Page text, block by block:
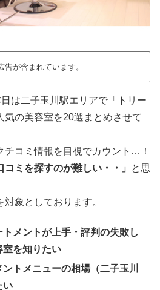
告が含まれています。
は二子玉川駅エリアで「トリー
気の美容室を20選まとめさせて
チコミ情報を目視でカウント…！
コミを探すのが難しい・・」
と思
象としております。
メントが上手・評判の失敗し
室を知りたい
トメニューの相場（二子玉川
い